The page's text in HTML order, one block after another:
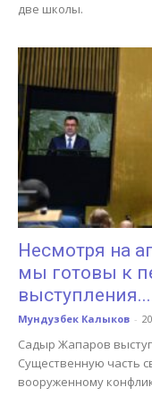
две школы.
Несмотря на
мы готовы к
выступления...
Мундузбек Калыков -
Садыр Жапаров
Существенную часть
вооруженному